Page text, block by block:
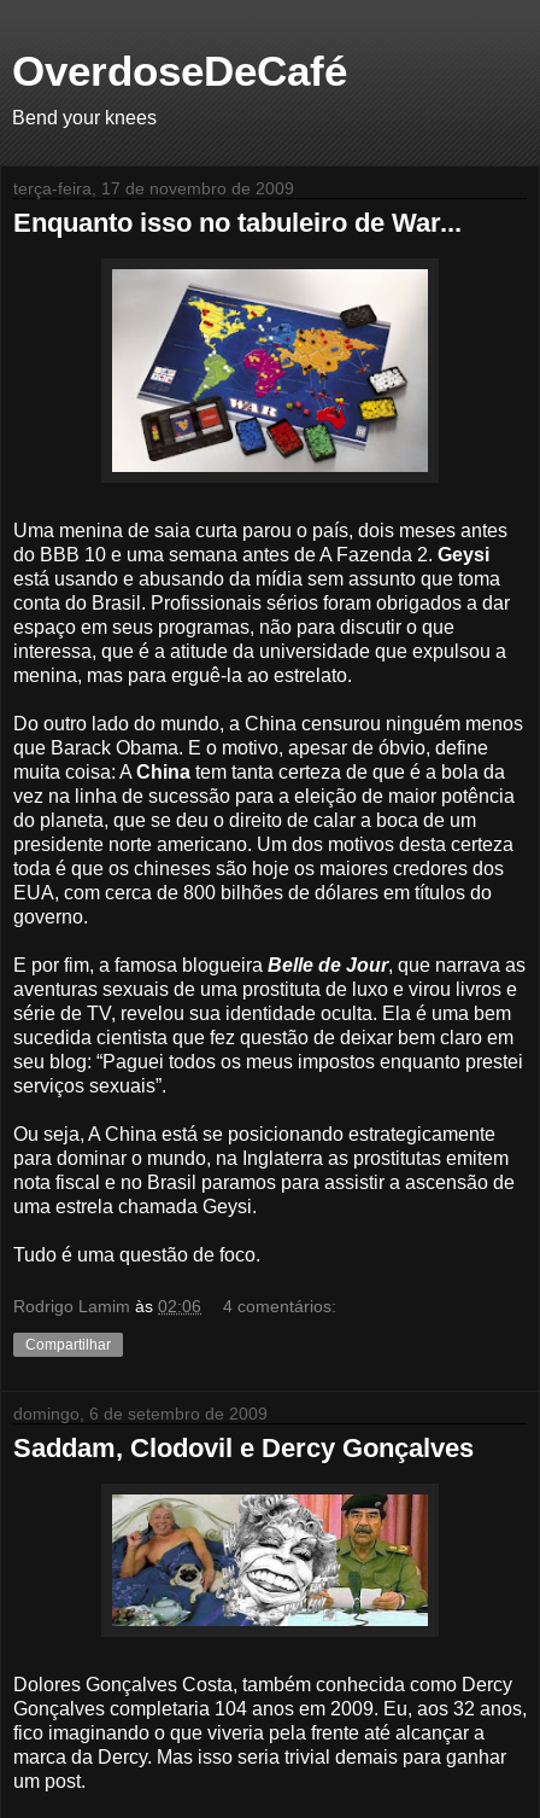
OverdoseDeCafé
Bend your knees
terça-feira, 17 de novembro de 2009
Enquanto isso no tabuleiro de War...
Uma menina de saia curta parou o país, dois meses antes
do BBB 10 e uma semana antes de A Fazenda 2. Geysi
está usando e abusando da mídia sem assunto que toma
conta do Brasil. Profissionais sérios foram obrigados a dar
espaço em seus programas, não para discutir o que
interessa, que é a atitude da universidade que expulsou a
menina, mas para erguê-la ao estrelato.
Do outro lado do mundo, a China censurou ninguém menos
que Barack Obama. E o motivo, apesar de óbvio, define
muita coisa: A China tem tanta certeza de que é a bola da
vez na linha de sucessão para a eleição de maior potência
do planeta, que se deu o direito de calar a boca de um
presidente norte americano. Um dos motivos desta certeza
toda é que os chineses são hoje os maiores credores dos
EUA, com cerca de 800 bilhões de dólares em títulos do
governo.
E por fim, a famosa blogueira Belle de Jour, que narrava as
aventuras sexuais de uma prostituta de luxo e virou livros e
série de TV, revelou sua identidade oculta. Ela é uma bem
sucedida cientista que fez questão de deixar bem claro em
seu blog: “Paguei todos os meus impostos enquanto prestei
serviços sexuais”.
Ou seja, A China está se posicionando estrategicamente
para dominar o mundo, na Inglaterra as prostitutas emitem
nota fiscal e no Brasil paramos para assistir a ascensão de
uma estrela chamada Geysi.
Tudo é uma questão de foco.
Rodrigo Lamim às 02:06 4 comentários:
Compartilhar
domingo, 6 de setembro de 2009
Saddam, Clodovil e Dercy Gonçalves
Dolores Gonçalves Costa, também conhecida como Dercy
Gonçalves completaria 104 anos em 2009. Eu, aos 32 anos,
fico imaginando o que viveria pela frente até alcançar a
marca da Dercy. Mas isso seria trivial demais para ganhar
um post.